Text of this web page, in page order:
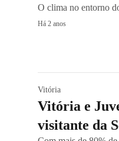
O clima no entorno
Há 2 anos
Vitória
Vitória e
visitante da